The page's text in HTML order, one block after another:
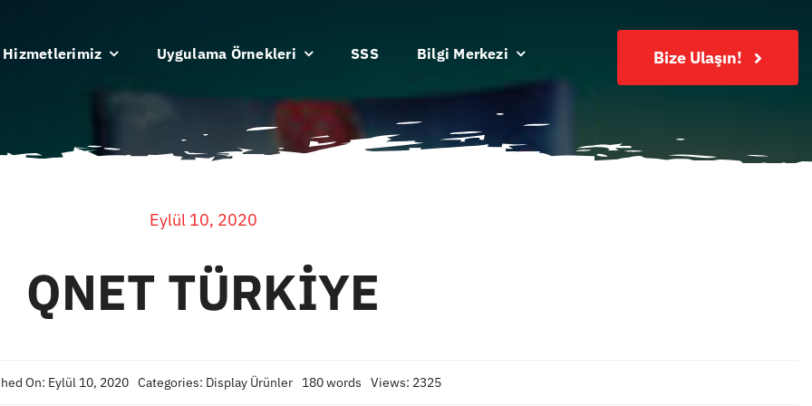
Hizmetlerimiz Uygulama Örnekleri SSS Bilgi Merkezi Bize Ulaşın!
Eylül 10, 2020
QNET TÜRKİYE
On: Eylül 10, 2020 Categories: Display Ürünler 180 words Views: 2325